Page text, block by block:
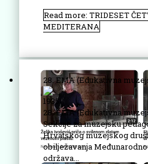
Read more: TRIDESET
MEDITERANA
28. EMA (Edukativna
1935
28. EMA (Edukativna
Sekcije za muzejsku
Hrvatskog muzejskog
obilježavanja
održava...